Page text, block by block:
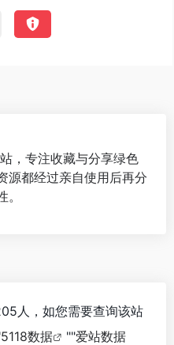
，专注收藏与分享绿色
源都经过亲自使用后再分
人，如您需要查询该站
5118数据 ""爱站数据